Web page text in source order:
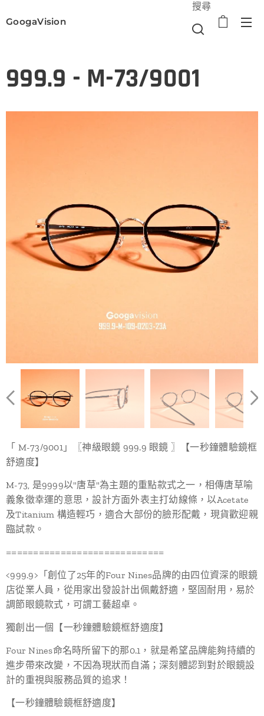
GoogaVision
搜尋
999.9 - M-73/9001
「 M-73/9001」〖神級眼鏡 999.9 眼鏡 〗【一秒鐘體驗鏡框
舒適度】
M-73, 是9999以"唐草"為主題的重點款式之一，相傳唐草喻
義象徵幸運的意思，設計方面外表主打幼線條，以Acetate
及Titanium 構造輕巧，適合大部份的臉形配戴，現貨歡迎親
臨試款。
=============================
<999.9>「創位了25年的Four Nines品牌的由四位資深的眼鏡
店從業人員，從用家出發設計出佩戴舒適，堅固耐用，易於
調節眼鏡款式，可謂工藝超卓。
獨創出一個【一秒鐘體驗鏡框舒適度】
Four Nines命名時所留下的那0.1，就是希望品牌能夠持續的
進步帶來改變，不因為現狀而自滿；深刻體認到對於眼鏡設
計的重視與服務品質的追求！
【一秒鐘體驗鏡框舒適度】